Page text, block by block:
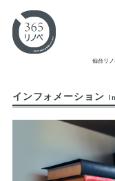
仙台リ
インフォメーション